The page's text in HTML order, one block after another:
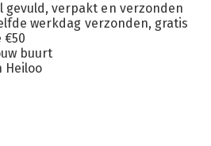
gevuld, verpakt en verzonden
werkdag verzonden, gratis
buurt
Heiloo